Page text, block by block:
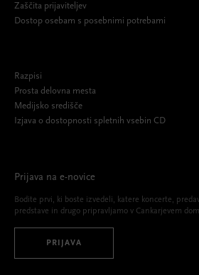
Zaščita prijaviteljev
Dostop osebam s posebnimi potrebami
Razpisi
Prosta delovna mesta
Medijsko središče
Izjava o dostopnosti spletnih vsebin CD
Prijava na e-novice
Bodite prvi, ki boste izvedeli, katere koncerte,
predstave in drugo pripravljamo v Cankarjevem
PRIJAVA